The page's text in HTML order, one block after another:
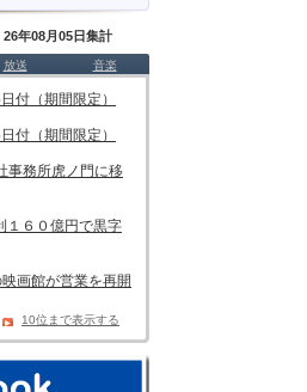
年08月05日集計
放送 音楽
付（期間限定）
付（期間限定）
事務所虎ノ門に移
１６０億円で黒字
画館が営業を再開
10位まで表示する